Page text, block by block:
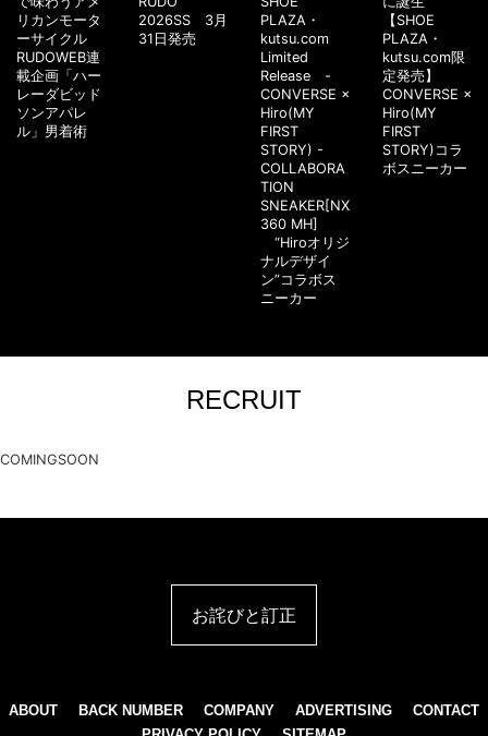
リカンモータ
ーサイクル
RUDOWEB連
載企画「ハー
レーダビッド
ソンアパレ
ル」男着術
2026SS 3月
31日発売
PLAZA・
kutsu.com
Limited
Release -
CONVERSE ×
Hiro(MY
FIRST
STORY) -
COLLABORA
TION
SNEAKER[NX
360 MH]
“Hiroオリジ
ナルデザイ
ン”コラボス
ニーカー
【SHOE
PLAZA・
kutsu.com限
定発売】
CONVERSE ×
Hiro(MY
FIRST
STORY)コラ
ボスニーカー
RECRUIT
COMINGSOON
お詫びと訂正
ABOUT BACK NUMBER COMPANY ADVERTISING
CONTACT